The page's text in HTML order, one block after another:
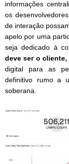
informações
os
de interação
apelo por uma
seja dedicado à
deve ser o
digital para as
definitivo rumo a
soberana.